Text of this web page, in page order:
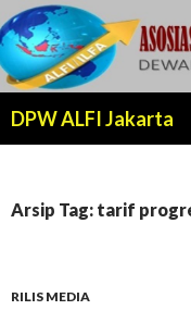
DPW ALFI Jakarta
Arsip Tag: tarif
RILIS MEDIA